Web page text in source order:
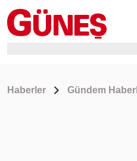
Haberler Gündem